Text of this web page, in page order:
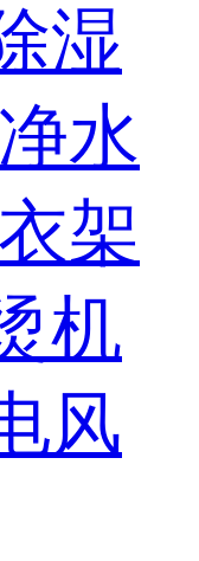
湿
净水
架
机
风